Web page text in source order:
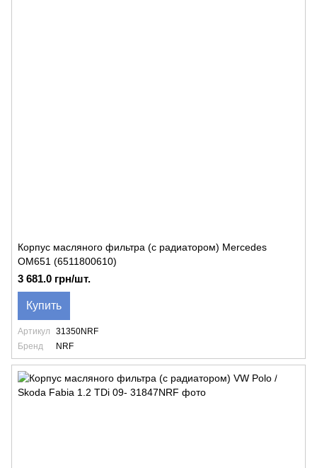
Корпус масляного фильтра (с радиатором) Mercedes
OM651 (6511800610)
3 681.0 грн/шт.
Купить
Артикул
31350NRF
Бренд
NRF